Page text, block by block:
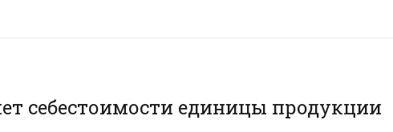
себестоимости единицы продукции